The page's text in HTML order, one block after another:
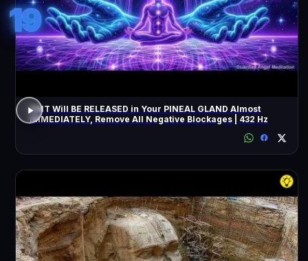
19
DMT Will BE RELEASED in Your PINEAL GLAND Almost
IMMEDIATELY, Remove All Negative Blockages | 432 Hz